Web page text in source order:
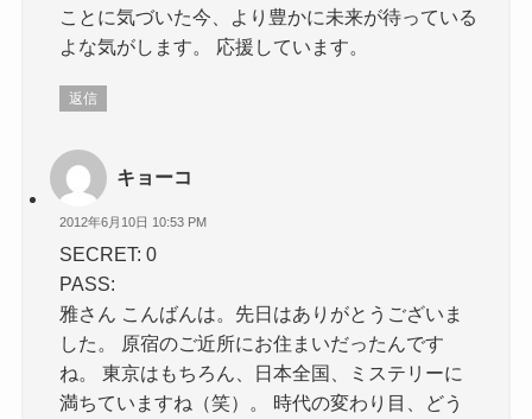
ことに気づいた今、より豊かに未来が待っている
よな気がします。 応援しています。
返信
キョーコ
2012年6月10日 10:53 PM
SECRET: 0
PASS:
雅さん こんばんは。先日はありがとうございま
した。 原宿のご近所にお住まいだったんです
ね。 東京はもちろん、日本全国、ミステリーに
満ちていますね（笑）。 時代の変わり目、どう